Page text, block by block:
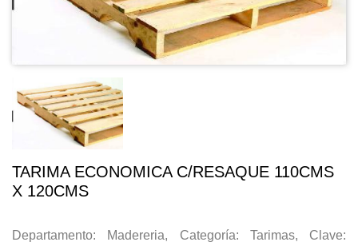
TARIMA ECONOMICA C/RESAQUE 110CMS
X 120CMS
Departamento: Madereria, Categoría: Tarimas, Clave: